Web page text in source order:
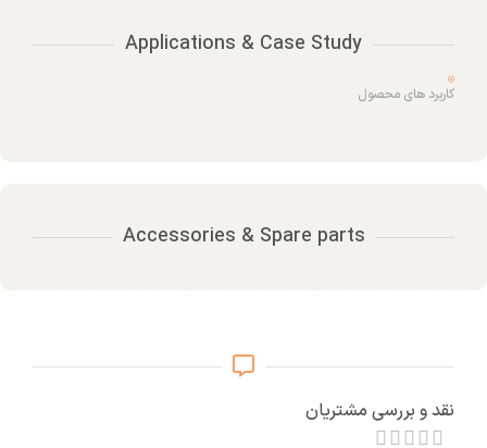
Applications & Case Study
کاربرد های محصول
Accessories & Spare parts
نقد و بررسی مشتریان